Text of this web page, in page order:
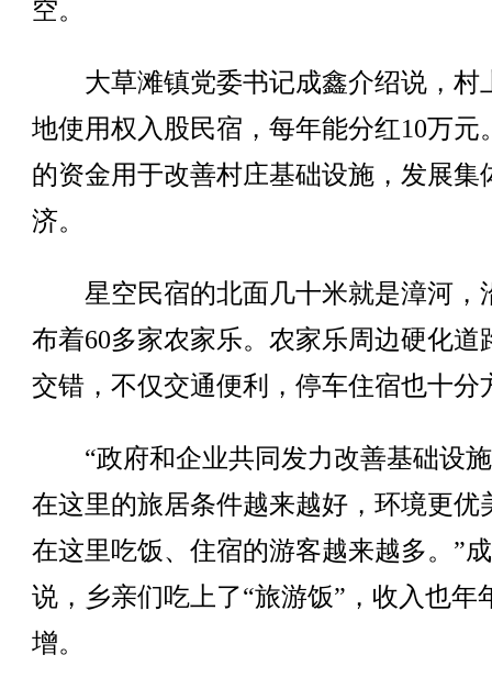
空。
大草滩镇党委书记成鑫介绍说，村
地使用权入股民宿，每年能分红10万元
的资金用于改善村庄基础设施，发展集
济。
星空民宿的北面几十米就是漳河，
布着60多家农家乐。农家乐周边硬化道
交错，不仅交通便利，停车住宿也十分
“政府和企业共同发力改善基础设
在这里的旅居条件越来越好，环境更优
在这里吃饭、住宿的游客越来越多。”
说，乡亲们吃上了“旅游饭”，收入也年
增。